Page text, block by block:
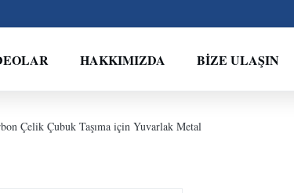
HAKKIMIZDA BIZE ULAŞIN
Çelik Çubuk Taşıma için Yuvarlak Metal